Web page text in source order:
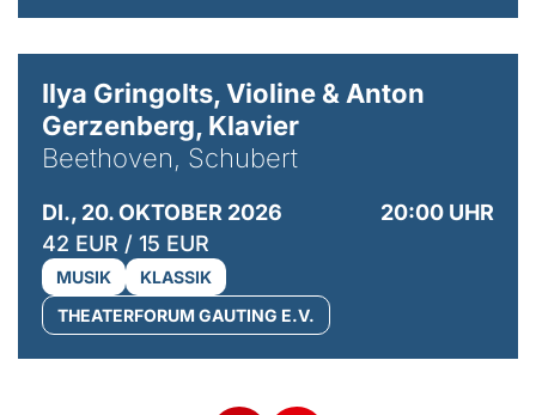
Ilya Gringolts, Violine & Anton
Gerzenberg, Klavier
Beethoven, Schubert
DI., 20. OKTOBER 2026
20:00 UHR
42 EUR / 15 EUR
MUSIK
KLASSIK
THEATERFORUM GAUTING E.V.